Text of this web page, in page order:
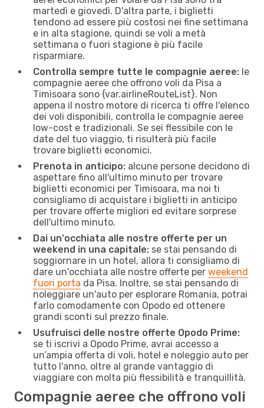
martedì e giovedì. D'altra parte, i biglietti
tendono ad essere più costosi nei fine settimana
e in alta stagione, quindi se voli a metà
settimana o fuori stagione è più facile
risparmiare.
Controlla sempre tutte le compagnie aeree: le
compagnie aeree che offrono voli da Pisa a
Timisoara sono {​var.airlineRouteList}. Non
appena il nostro motore di ricerca ti offre l'elenco
dei voli disponibili, controlla le compagnie aeree
low-cost e tradizionali. Se sei flessibile con le
date del tuo viaggio, ti risulterà più facile
trovare biglietti economici.
Prenota in anticipo: alcune persone decidono di
aspettare fino all'ultimo minuto per trovare
biglietti economici per Timisoara, ma noi ti
consigliamo di acquistare i biglietti in anticipo
per trovare offerte migliori ed evitare sorprese
dell'ultimo minuto.
Dai un'occhiata alle nostre offerte per un
weekend in una capitale: se stai pensando di
soggiornare in un hotel, allora ti consigliamo di
dare un'occhiata alle nostre offerte per weekend
fuori porta da Pisa. Inoltre, se stai pensando di
noleggiare un'auto per esplorare Romania, potrai
farlo comodamente con Opodo ed ottenere
grandi sconti sul prezzo finale.
Usufruisci delle nostre offerte Opodo Prime:
se ti iscrivi a Opodo Prime, avrai accesso a
un’ampia offerta di voli, hotel e noleggio auto per
tutto l'anno, oltre al grande vantaggio di
viaggiare con molta più flessibilità e tranquillità.
Compagnie aeree che offrono voli